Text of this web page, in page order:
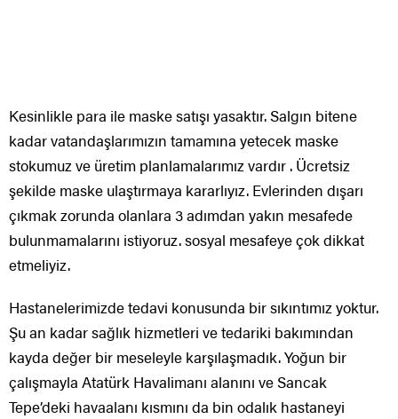
Kesinlikle para ile maske satışı yasaktır. Salgın bitene
kadar vatandaşlarımızın tamamına yetecek maske
stokumuz ve üretim planlamalarımız vardır . Ücretsiz
şekilde maske ulaştırmaya kararlıyız. Evlerinden dışarı
çıkmak zorunda olanlara 3 adımdan yakın mesafede
bulunmamalarını istiyoruz. sosyal mesafeye çok dikkat
etmeliyiz.
Hastanelerimizde tedavi konusunda bir sıkıntımız yoktur.
Şu an kadar sağlık hizmetleri ve tedariki bakımından
kayda değer bir meseleyle karşılaşmadık. Yoğun bir
çalışmayla Atatürk Havalimanı alanını ve Sancak
Tepe’deki havaalanı kısmını da bin odalık hastaneyi